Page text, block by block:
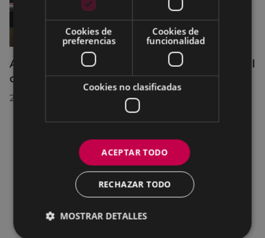
Acuerdos adoptados por el Pleno Municipal
celebrado el 27 de julio de 2026
28/07/2026
Cookies de
preferencias
Cookies de
funcionalidad
Cookies no clasificadas
ACEPTAR TODO
RECHAZAR TODO
MOSTRAR DETALLES